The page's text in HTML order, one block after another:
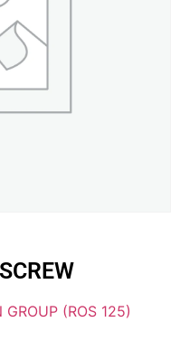
GROUP (ROS 125)